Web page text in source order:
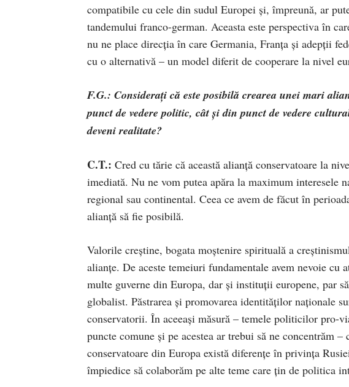
compatibile cu cele din sudul Europei și, împreună, ar
tandemului franco-german. Aceasta este perspectiva în
nu ne place direcția în care Germania, Franța și adepții
cu o alternativă – un model diferit de cooperare la nivel
F.G.: Considerați că este posibilă crearea unei mari
punct de vedere politic, cât și din punct de vedere
deveni realitate?
C.T.: Cred cu tărie că această alianță conservatoare la
imediată. Nu ne vom putea apăra la maximum interesele
regional sau continental. Ceea ce avem de făcut în
alianță să fie posibilă.
Valorile creștine, bogata moștenire spirituală a
alianțe. De aceste temeiuri fundamentale avem nevoie
multe guverne din Europa, dar și instituții europene, par
globalist. Păstrarea și promovarea identităților naționale
conservatorii. În aceeași măsură – temele politicilor pro-
puncte comune și pe acestea ar trebui să ne concentrăm
conservatoare din Europa există diferențe în privința
împiedice să colaborăm pe alte teme care țin de politica